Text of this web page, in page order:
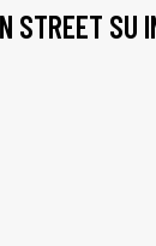
STREET SU